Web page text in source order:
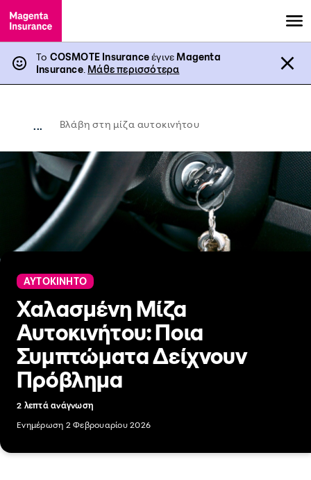
Το COSMOTE InsuranceέγινεMagenta
Insurance. Μάθε περισσότερα
... Βλάβη στη μίζα αυτοκινήτου
ΑΥΤΟΚΙΝΗΤΟ
Χαλασμένη Μίζα
Αυτοκινήτου: Ποια
Συμπτώματα Δείχνουν
Πρόβλημα
2 λεπτά ανάγνωση
Ενημέρωση 2 Φεβρουαρίου 2026